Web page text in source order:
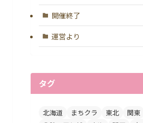
開催終了
運営より
タグ
北海道 まちクラ 東北
関東